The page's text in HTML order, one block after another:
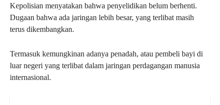
Kepolisian menyatakan bahwa penyelidikan belum berhenti.
Dugaan bahwa ada jaringan lebih besar, yang terlibat masih
terus dikembangkan.
Termasuk kemungkinan adanya penadah, atau pembeli bayi di
luar negeri yang terlibat dalam jaringan perdagangan manusia
internasional.